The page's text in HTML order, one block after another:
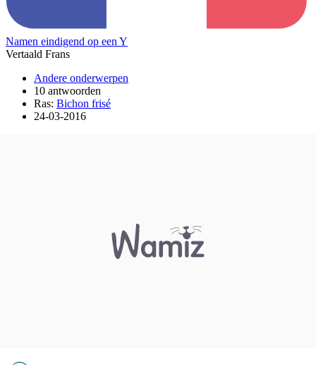
Namen eindigend op een Y
Vertaald Frans
Andere onderwerpen
10 antwoorden
Ras: Bichon frisé
24-03-2016